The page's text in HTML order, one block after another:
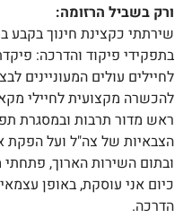
ורק בשביל הרזומה:
שירתתי כקצינת חינוך בקבע
בתפקידי פיקוד והדרכה:
לחיילים עולים המעוניינים
להכשרה מקצועית לחיילי
ראש מדור תרבות ובמסגרת
הצבאיות של צה"ל ועל הפקת
ובתום השירות הארוך,
כיום אני עוסקת, באופן
הדרכה.